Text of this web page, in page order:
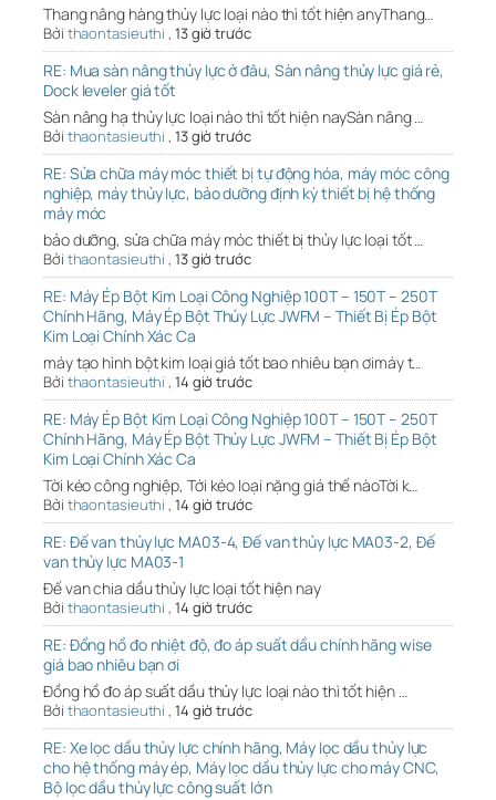
Thang nâng hàng thủy lực loại nào thì tốt hiện anyThang…
Bởi thaontasieuthi , 13 giờ trước
RE: Mua sàn nâng thủy lực ở đâu, Sàn nâng thủy lực giá rẻ,
Dock leveler giá tốt
Sàn nâng hạ thủy lực loại nào thì tốt hiện naySàn nâng …
Bởi thaontasieuthi , 13 giờ trước
RE: Sửa chữa máy móc thiết bị tự động hóa, máy móc công
nghiệp, máy thủy lực, bảo dưỡng định kỳ thiết bị hệ thống
máy móc
bảo dưỡng, sửa chữa máy móc thiết bị thủy lực loại tốt …
Bởi thaontasieuthi , 13 giờ trước
RE: Máy Ép Bột Kim Loại Công Nghiệp 100T – 150T – 250T
Chính Hãng, Máy Ép Bột Thủy Lực JWFM – Thiết Bị Ép Bột
Kim Loại Chính Xác Ca
máy tạo hình bột kim loại giá tốt bao nhiêu bạn ơimáy t…
Bởi thaontasieuthi , 14 giờ trước
RE: Máy Ép Bột Kim Loại Công Nghiệp 100T – 150T – 250T
Chính Hãng, Máy Ép Bột Thủy Lực JWFM – Thiết Bị Ép Bột
Kim Loại Chính Xác Ca
Tời kéo công nghiệp, Tới kéo loại nặng giá thế nàoTời k…
Bởi thaontasieuthi , 14 giờ trước
RE: Đế van thủy lực MA03-4, Đế van thủy lực MA03-2, Đế
van thủy lực MA03-1
Đế van chia dầu thủy lực loại tốt hiện nay
Bởi thaontasieuthi , 14 giờ trước
RE: Đồng hồ đo nhiệt độ, đo áp suất dầu chính hãng wise
giá bao nhiêu bạn ơi
Đồng hồ đo áp suất dầu thủy lực loại nào thì tốt hiện …
Bởi thaontasieuthi , 14 giờ trước
RE: Xe lọc dầu thủy lực chính hãng, Máy lọc dầu thủy lực
cho hệ thống máy ép, Máy lọc dầu thủy lực cho máy CNC,
Bộ lọc dầu thủy lực công suất lớn